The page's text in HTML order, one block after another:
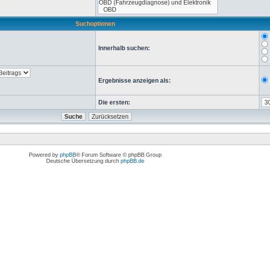
Suchoptionen
Innerhalb suchen:
Ergebnisse anzeigen als:
Die ersten:
Powered by phpBB® Forum Software © phpBB Group
Deutsche Übersetzung durch phpBB.de